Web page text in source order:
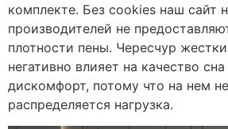
комплекте. Без cookies наш сайт
производителей не
плотности пены. Чересчур
негативно влияет на качество
дискомфорт, потому что на нем
распределяется нагрузка.